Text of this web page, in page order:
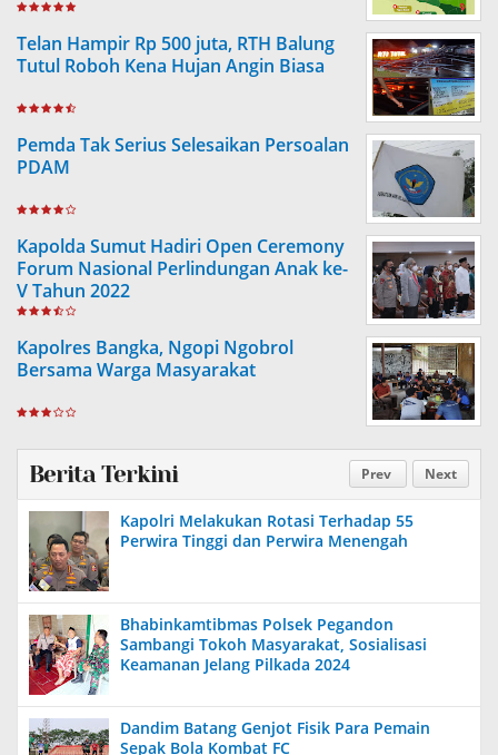
Telan Hampir Rp 500 juta, RTH Balung
Tutul Roboh Kena Hujan Angin Biasa
Pemda Tak Serius Selesaikan Persoalan
PDAM
Kapolda Sumut Hadiri Open Ceremony
Forum Nasional Perlindungan Anak ke-
V Tahun 2022
Kapolres Bangka, Ngopi Ngobrol
Bersama Warga Masyarakat
Prev Next
Berita Terkini
Kapolri Melakukan Rotasi Terhadap 55
Perwira Tinggi dan Perwira Menengah
Bhabinkamtibmas Polsek Pegandon
Sambangi Tokoh Masyarakat, Sosialisasi
Keamanan Jelang Pilkada 2024
Dandim Batang Genjot Fisik Para Pemain
Sepak Bola Kombat FC